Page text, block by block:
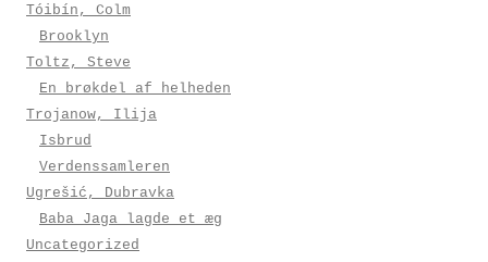
Tóibín, Colm
Brooklyn
Toltz, Steve
En brøkdel af helheden
Trojanow, Ilija
Isbrud
Verdenssamleren
Ugrešić, Dubravka
Baba Jaga lagde et æg
Uncategorized